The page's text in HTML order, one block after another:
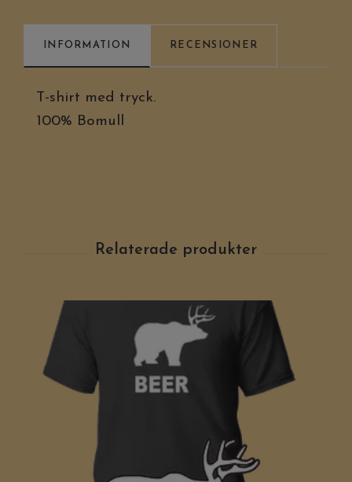
INFORMATION RECENSIONER
T-shirt med tryck.
100% Bomull